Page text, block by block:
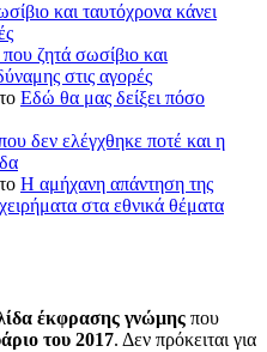
και ταυτόχρονα κάνει
ζητά σωσίβιο και
στις αγορές
Εδώ θα μας δείξει πόσο
δεν ελέγχθηκε ποτέ και η
Η αμήχανη απάντηση της
στα εθνικά θέματα
έκφρασης γνώμης που
του 2017. Δεν πρόκειται για